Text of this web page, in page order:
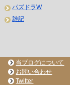
パズドラW
雑記
当ブログについて
お問い合わせ
Twitter